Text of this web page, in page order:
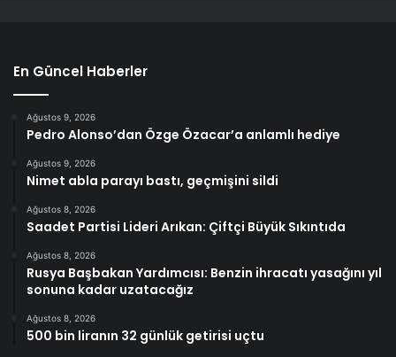
En Güncel Haberler
Ağustos 9, 2026
Pedro Alonso’dan Özge Özacar’a anlamlı hediye
Ağustos 9, 2026
Nimet abla parayı bastı, geçmişini sildi
Ağustos 8, 2026
Saadet Partisi Lideri Arıkan: Çiftçi Büyük Sıkıntıda
Ağustos 8, 2026
Rusya Başbakan Yardımcısı: Benzin ihracatı yasağını yıl
sonuna kadar uzatacağız
Ağustos 8, 2026
500 bin liranın 32 günlük getirisi uçtu